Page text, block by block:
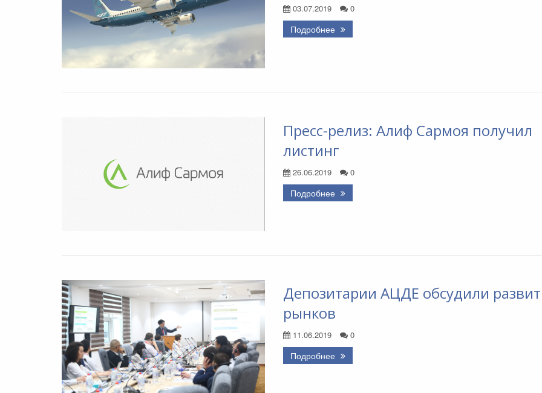
03.07.2019 0
Подробнее
Пресс-релиз: Алиф Сармоя получил
листинг
26.06.2019 0
Подробнее
Депозитарии АЦДЕ обсудили
рынков
11.06.2019 0
Подробнее